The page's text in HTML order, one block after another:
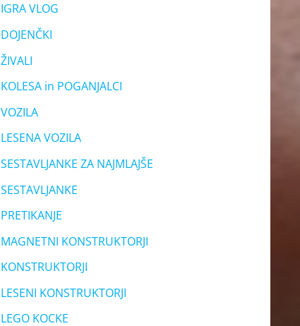
IGRA VLOG
DOJENČKI
ŽIVALI
KOLESA in POGANJALCI
VOZILA
LESENA VOZILA
SESTAVLJANKE ZA NAJMLAJŠE
SESTAVLJANKE
PRETIKANJE
MAGNETNI KONSTRUKTORJI
KONSTRUKTORJI
LESENI KONSTRUKTORJI
LEGO KOCKE